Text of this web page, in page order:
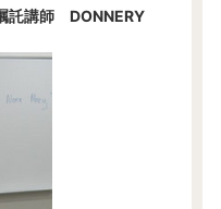
託講師 DONNERY